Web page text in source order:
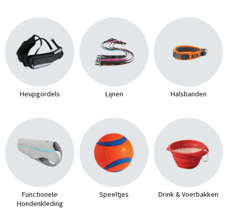
Heupgordels Lijnen Halsbanden
Functionele
Hondenkleding
Speeltjes Drink & Voerbakken